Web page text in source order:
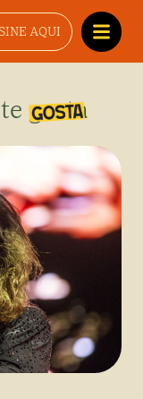
AQUI
gosta